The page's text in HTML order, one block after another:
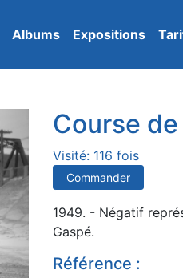
Albums Expositions
Course
Visité: 116 fois
Commander
1949. - Négatif
Gaspé.
Référence :